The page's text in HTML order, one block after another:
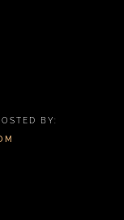
BY: